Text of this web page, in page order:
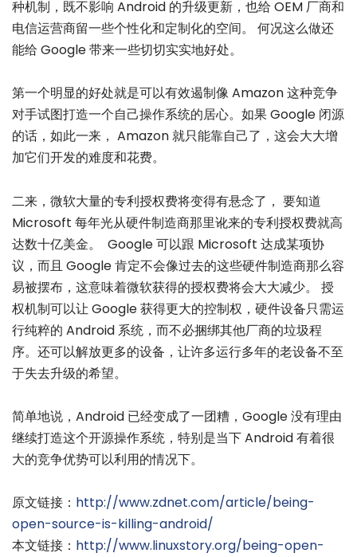
种机制，既不影响 Android 的升级更新，也给 OEM 厂商和
电信运营商留一些个性化和定制化的空间。 何况这么做还
能给 Google 带来一些切切实实地好处。
第一个明显的好处就是可以有效遏制像 Amazon 这种竞争
对手试图打造一个自己操作系统的居心。如果 Google 闭源
的话，如此一来， Amazon 就只能靠自己了，这会大大增
加它们开发的难度和花费。
二来，微软大量的专利授权费将变得有悬念了， 要知道
Microsoft 每年光从硬件制造商那里讹来的专利授权费就高
达数十亿美金。 Google 可以跟 Microsoft 达成某项协
议，而且 Google 肯定不会像过去的这些硬件制造商那么容
易被摆布，这意味着微软获得的授权费将会大大减少。 授
权机制可以让 Google 获得更大的控制权，硬件设备只需运
行纯粹的 Android 系统，而不必捆绑其他厂商的垃圾程
序。还可以解放更多的设备，让许多运行多年的老设备不至
于失去升级的希望。
简单地说，Android 已经变成了一团糟，Google 没有理由
继续打造这个开源操作系统，特别是当下 Android 有着很
大的竞争优势可以利用的情况下。
原文链接： http://www.zdnet.com/article/being-
open-source-is-killing-android/
本文链接： http://www.linuxstory.org/being-open-